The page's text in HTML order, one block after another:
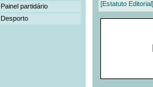
Painel partidário
Desporto
[Estatuto Editorial]